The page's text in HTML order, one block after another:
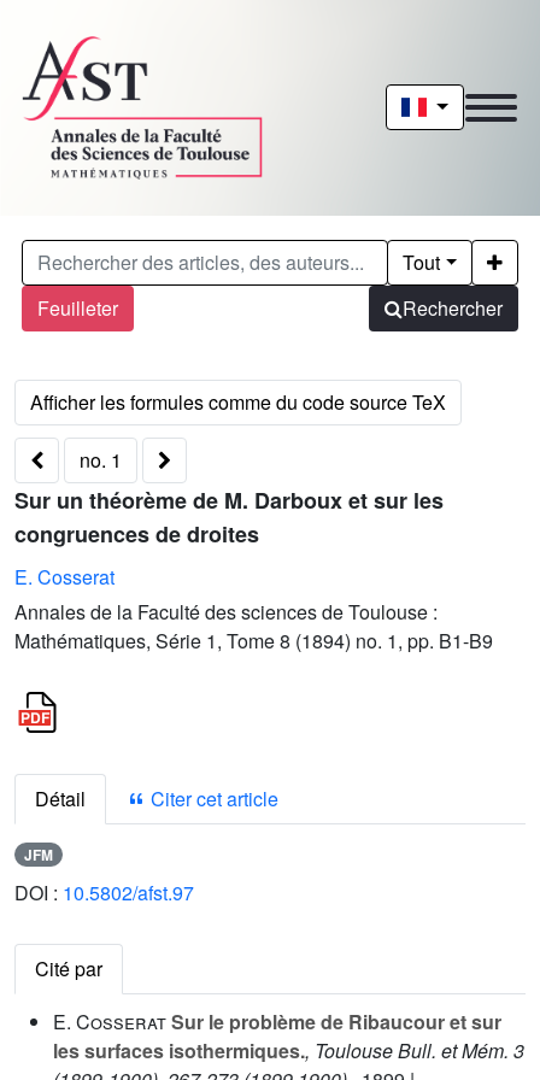
Feuilleter
Tout
Rechercher
no. 1
Sur un théorème de M. Darboux et sur les
congruences de droites
E. Cosserat
Annales de la Faculté des sciences de Toulouse :
Mathématiques, Série 1, Tome 8 (1894) no. 1, pp. B1-B9
Détail Citer cet article
JFM
DOI : 10.5802/afst.97
Cité par
E. CosseratSur le problème de Ribaucour et sur
les surfaces isothermiques., Toulouse Bull. et Mém. 3